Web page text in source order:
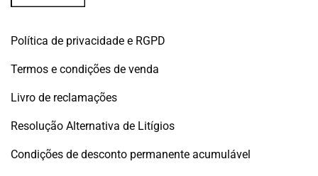
Política de privacidade e RGPD
Termos e condições de venda
Livro de reclamações
Resolução Alternativa de Litígios
Condições de desconto permanente acumulável